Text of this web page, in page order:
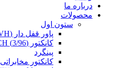
درباره ما
محصولات
ستون اول
پاور قفل دار (VH)
کانکتور (3/96) CH
پینگرد
کانکتور مخابراتی